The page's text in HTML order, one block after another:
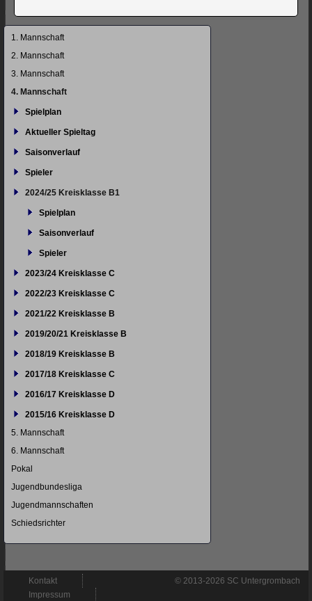
Navigation
1. Mannschaft
2. Mannschaft
3. Mannschaft
4. Mannschaft
Spielplan
Aktueller Spieltag
Saisonverlauf
Spieler
2024/25 Kreisklasse B1
Spielplan
Saisonverlauf
Spieler
2023/24 Kreisklasse C
2022/23 Kreisklasse C
2021/22 Kreisklasse B
2019/20/21 Kreisklasse B
2018/19 Kreisklasse B
2017/18 Kreisklasse C
2016/17 Kreisklasse D
2015/16 Kreisklasse D
5. Mannschaft
6. Mannschaft
Pokal
Jugendbundesliga
Jugendmannschaften
Schiedsrichter
© 2013-2026 SC Untergrombach
Navigation
überspringen
Kontakt
Impressum